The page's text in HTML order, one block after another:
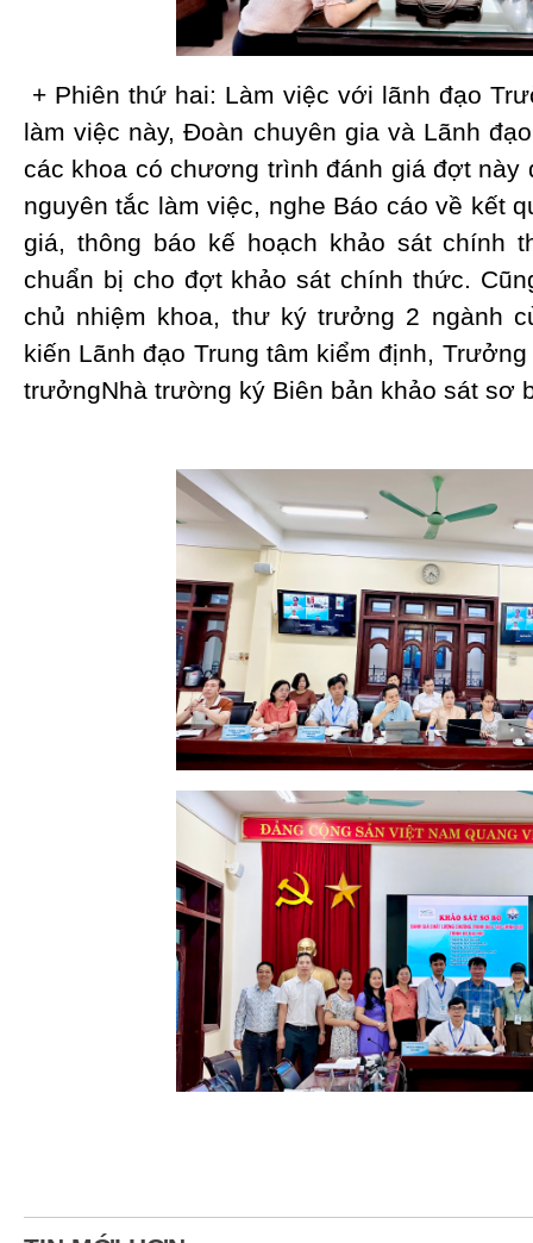
+ Phiên thứ hai: Làm việc với lãnh đạo
làm việc này, Đoàn chuyên gia và Lãnh
các khoa có chương trình đánh giá đợt này
nguyên tắc làm việc, nghe Báo cáo về kết
giá, thông báo kế hoạch khảo sát chính
chuẩn bị cho đợt khảo sát chính thức.
chủ nhiệm khoa, thư ký trưởng 2 ngành
kiến Lãnh đạo Trung tâm kiểm định,
trưởngNhà trường ký Biên bản khảo sát sơ